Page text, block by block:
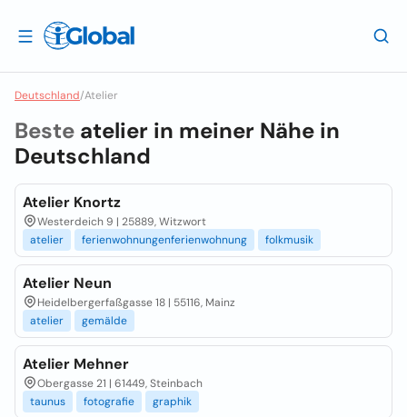
Deutschland/Atelier
Beste atelier in meiner Nähe in
Deutschland
Atelier Knortz
Westerdeich 9 | 25889, Witzwort
atelier
ferienwohnungenferienwohnung folkmusik
Atelier Neun
Heidelbergerfaßgasse 18 | 55116, Mainz
atelier
gemälde
Atelier Mehner
Obergasse 21 | 61449, Steinbach
taunus
fotografie graphik